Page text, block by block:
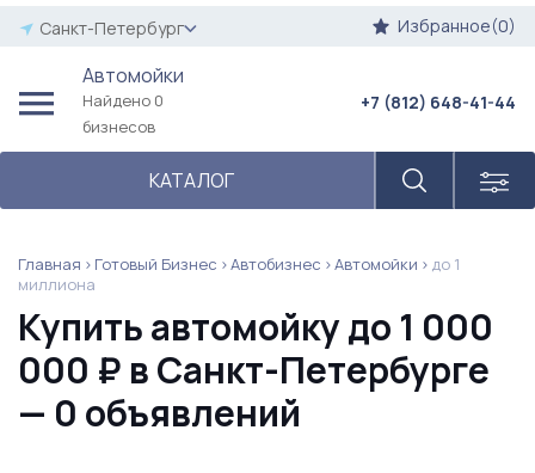
Санкт-Петербург Избранное(0)
Автомойки
Найдено 0
бизнесов
КАТАЛОГ
+7 (812) 648-41-44
Главная Готовый Бизнес Автобизнес Автомойки
до 1
миллиона
Купить автомойку до 1 000
000 ₽ в Санкт-Петербурге
— 0 объявлений